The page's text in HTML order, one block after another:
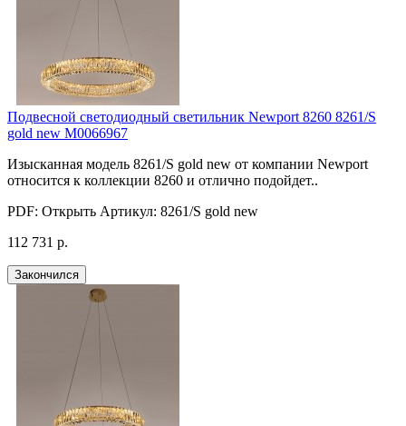
Подвесной светодиодный светильник Newport 8260 8261/S
gold new М0066967
Изысканная модель 8261/S gold new от компании Newport
относится к коллекции 8260 и отлично подойдет..
PDF: Открыть Артикул: 8261/S gold new
112 731 р.
Закончился